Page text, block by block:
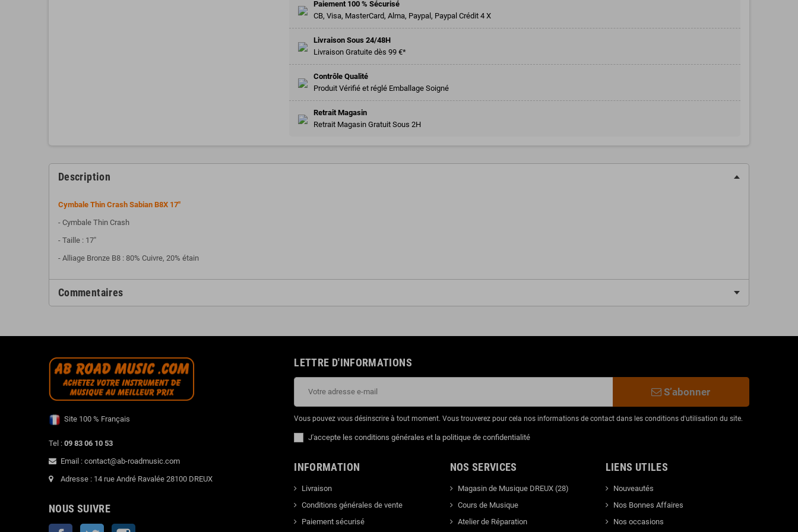
Paiement 100 % Sécurisé
CB, Visa, MasterCard, Alma, Paypal, Paypal Crédit 4 X
Livraison Sous 24/48H
Livraison Gratuite dès 99 €*
Contrôle Qualité
Produit Vérifié et réglé Emballage Soigné
Retrait Magasin
Retrait Magasin Gratuit Sous 2H
Description
Cymbale Thin Crash Sabian B8X 17"
- Cymbale Thin Crash
- Taille : 17"
- Alliage Bronze B8 : 80% Cuivre, 20% étain
Commentaires
Site 100 % Français
Tel : 09 83 06 10 53
Email : contact@ab-roadmusic.com
Adresse : 14 rue André Ravalée 28100 DREUX
NOUS SUIVRE
Facebook Twitter
LETTRE D'INFORMATIONS
S’abonner
Vous pouvez vous désinscrire à tout moment. Vous trouverez pour cela nos informations de contact dans les conditions d'utilisation du site.
J'accepte les conditions générales et la politique de confidentialité
INFORMATION
Livraison
Conditions générales de vente
Paiement sécurisé
NOS SERVICES
Magasin de Musique DREUX (28)
Cours de Musique
Atelier de Réparation
LIENS UTILES
Nouveautés
Nos Bonnes Affaires
Nos occasions